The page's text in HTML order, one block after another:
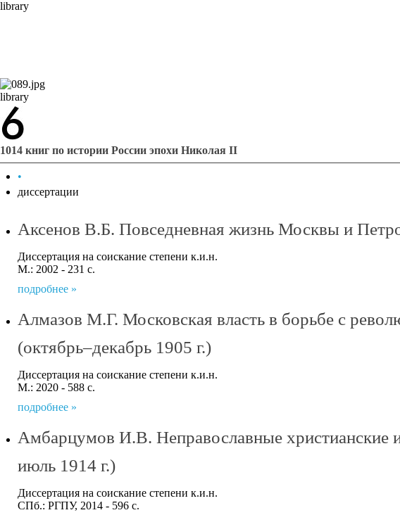
library
library
1014 книг по истории России эпохи Николая II
•
диссертации
Аксенов В.Б. Повседневная жизнь Москвы и
Диссертация на соискание степени к.и.н.
М.: 2002 - 231 с.
подробнее »
Алмазов М.Г. Московская власть в борьбе с
(октябрь–декабрь 1905 г.)
Диссертация на соискание степени к.и.н.
М.: 2020 - 588 с.
подробнее »
Амбарцумов И.В. Неправославные христианские
июль 1914 г.)
Диссертация на соискание степени к.и.н.
СПб.: РГПУ, 2014 - 596 с.